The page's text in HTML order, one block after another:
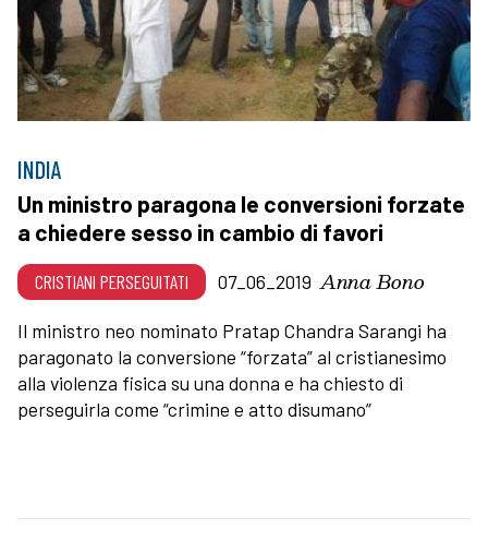
INDIA
Un ministro paragona le conversioni forzate
a chiedere sesso in cambio di favori
CRISTIANI PERSEGUITATI 07_06_2019 Anna Bono
Il ministro neo nominato Pratap Chandra Sarangi ha
paragonato la conversione “forzata” al cristianesimo
alla violenza fisica su una donna e ha chiesto di
perseguirla come “crimine e atto disumano”